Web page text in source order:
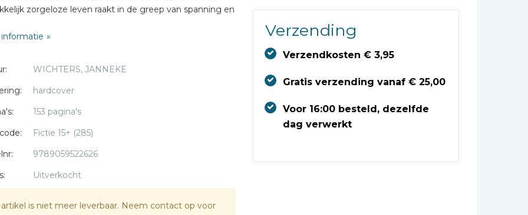
zorgeloze leven raakt in de greep van spanning en
hijzelf genoodzaakt Friesland te verlaten, maar ook
moeten met alle kinderen onderduiken.
ontdekt dat vrijheid meer is dan alleen de afwezigheid
vijand. Het verhaal van een Friese verzetsstrijder,
WICHTERS, JANNEKE
hardcover
153 pagina's
Fictie 15+ (285)
9789059522626
Uitverkocht
is niet meer leverbaar. Neem contact op voor
Verzending
Verzendkosten € 3,95
Gratis verzending vanaf € 25,00
Voor 16:00 besteld, dezelfde
dag verwerkt